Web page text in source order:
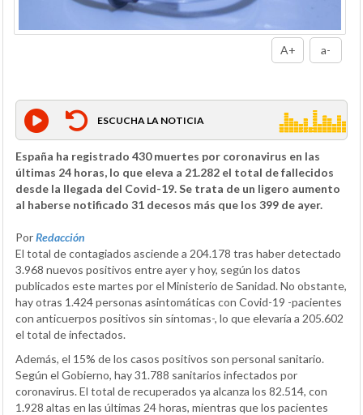
A+ a-
ESCUCHA LA NOTICIA
España ha registrado 430 muertes por coronavirus en las
últimas 24 horas, lo que eleva a 21.282 el total de fallecidos
desde la llegada del Covid-19. Se trata de un ligero aumento
al haberse notificado 31 decesos más que los 399 de ayer.
PorRedacción
El total de contagiados asciende a 204.178 tras haber detectado
3.968 nuevos positivos entre ayer y hoy, según los datos
publicados este martes por el Ministerio de Sanidad. No obstante,
hay otras 1.424 personas asintomáticas con Covid-19 -pacientes
con anticuerpos positivos sin síntomas-, lo que elevaría a 205.602
el total de infectados.
Además, el 15% de los casos positivos son personal sanitario.
Según el Gobierno, hay 31.788 sanitarios infectados por
coronavirus. El total de recuperados ya alcanza los 82.514, con
1.928 altas en las últimas 24 horas, mientras que los pacientes